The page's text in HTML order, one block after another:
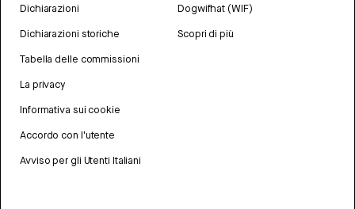
Dichiarazioni
Dichiarazioni storiche
Tabella delle commissioni
La privacy
Informativa sui cookie
Accordo con l'utente
Avviso per gli Utenti Italiani
Dogwifhat (WIF)
Scopri di più